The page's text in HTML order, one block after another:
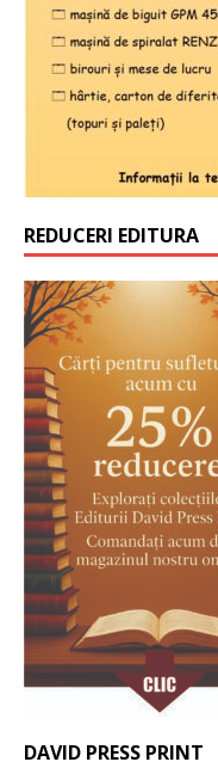
REDUCERI EDITURA
DAVID PRESS PRINT